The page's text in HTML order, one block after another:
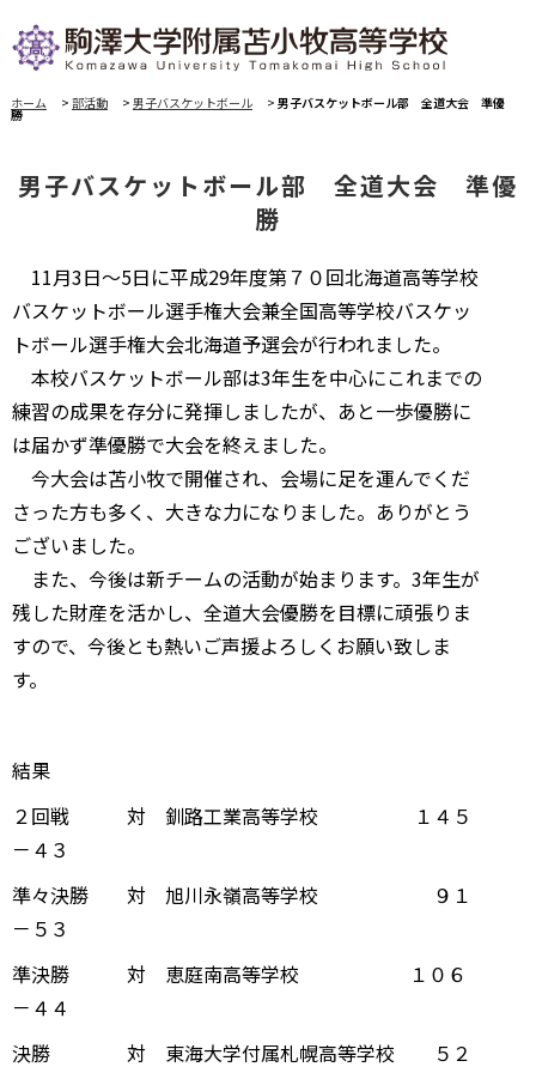
ホーム > 部活動 > 男子バスケットボール > 男子バスケットボール部 全道大会 準優
勝
男子バスケットボール部 全道大会 準優
勝
11月3日～5日に平成29年度第７０回北海道高等学校
バスケットボール選手権大会兼全国高等学校バスケッ
トボール選手権大会北海道予選会が行われました。
本校バスケットボール部は3年生を中心にこれまでの
練習の成果を存分に発揮しましたが、あと一歩優勝に
は届かず準優勝で大会を終えました。
今大会は苫小牧で開催され、会場に足を運んでくだ
さった方も多く、大きな力になりました。ありがとう
ございました。
また、今後は新チームの活動が始まります。3年生が
残した財産を活かし、全道大会優勝を目標に頑張りま
すので、今後とも熱いご声援よろしくお願い致しま
す。
結果
２回戦 対 釧路工業高等学校 １４５
－４３
準々決勝 対 旭川永嶺高等学校 ９１
－５３
準決勝 対 恵庭南高等学校 １０６
－４４
決勝 対 東海大学付属札幌高等学校 ５２